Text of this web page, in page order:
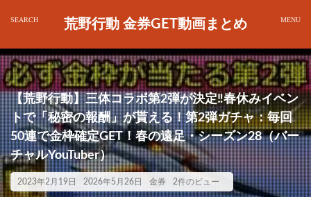
荒野行動 金券GET動画まとめ
【荒野行動】三体コラボ第2弾が決定‼春休みイベン
トで「秘密の報酬」が貰える！第2弾ガチャ：毎回
50連で金枠確定GET！春の遠足・シーズン28（バー
チャルYouTuber）
2023年2月19日 2026年5月26日 金券 2件のビュー